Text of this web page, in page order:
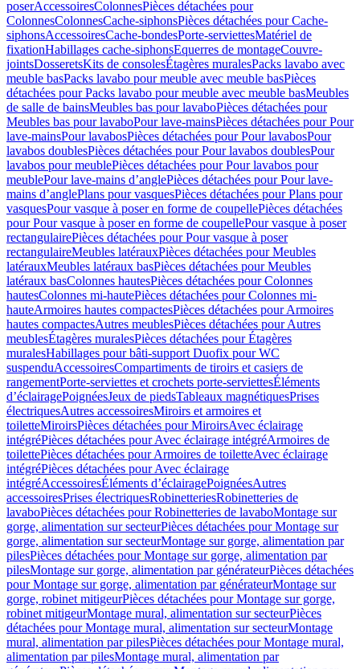
poserAccessoiresColonnesPièces détachées pour
ColonnesColonnesCache-siphonsPièces détachées pour Cache-
siphonsAccessoiresCache-bondesPorte-serviettesMatériel de
fixationHabillages cache-siphonsEquerres de montageCouvre-
jointsDosseretsKits de consolesÉtagères muralesPacks lavabo avec
meuble basPacks lavabo pour meuble avec meuble basPièces
détachées pour Packs lavabo pour meuble avec meuble basMeubles
de salle de bainsMeubles bas pour lavaboPièces détachées pour
Meubles bas pour lavaboPour lave-mainsPièces détachées pour Pour
lave-mainsPour lavabosPièces détachées pour Pour lavabosPour
lavabos doublesPièces détachées pour Pour lavabos doublesPour
lavabos pour meublePièces détachées pour Pour lavabos pour
meublePour lave-mains d’anglePièces détachées pour Pour lave-
mains d’anglePlans pour vasquesPièces détachées pour Plans pour
vasquesPour vasque à poser en forme de coupellePièces détachées
pour Pour vasque à poser en forme de coupellePour vasque à poser
rectangulairePièces détachées pour Pour vasque à poser
rectangulaireMeubles latérauxPièces détachées pour Meubles
latérauxMeubles latéraux basPièces détachées pour Meubles
latéraux basColonnes hautesPièces détachées pour Colonnes
hautesColonnes mi-hautePièces détachées pour Colonnes mi-
hauteArmoires hautes compactesPièces détachées pour Armoires
hautes compactesAutres meublesPièces détachées pour Autres
meublesÉtagères muralesPièces détachées pour Étagères
muralesHabillages pour bâti-support Duofix pour WC
suspenduAccessoiresCompartiments de tiroirs et casiers de
rangementPorte-serviettes et crochets porte-serviettesÉléments
d’éclairagePoignéesJeux de piedsTableaux magnétiquesPrises
électriquesAutres accessoiresMiroirs et armoires et
toiletteMiroirsPièces détachées pour MiroirsAvec éclairage
intégréPièces détachées pour Avec éclairage intégréArmoires de
toilettePièces détachées pour Armoires de toiletteAvec éclairage
intégréPièces détachées pour Avec éclairage
intégréAccessoiresÉléments d’éclairagePoignéesAutres
accessoiresPrises électriquesRobinetteriesRobinetteries de
lavaboPièces détachées pour Robinetteries de lavaboMontage sur
gorge, alimentation sur secteurPièces détachées pour Montage sur
gorge, alimentation sur secteurMontage sur gorge, alimentation par
pilesPièces détachées pour Montage sur gorge, alimentation par
pilesMontage sur gorge, alimentation par générateurPièces détachées
pour Montage sur gorge, alimentation par générateurMontage sur
gorge, robinet mitigeurPièces détachées pour Montage sur gorge,
robinet mitigeurMontage mural, alimentation sur secteurPièces
détachées pour Montage mural, alimentation sur secteurMontage
mural, alimentation par pilesPièces détachées pour Montage mural,
alimentation par pilesMontage mural, alimentation par